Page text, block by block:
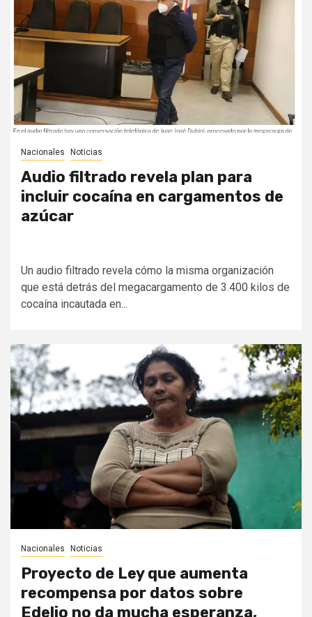
Nacionales Noticias
Audio filtrado revela plan para
incluir cocaína en cargamentos de
azúcar
Un audio filtrado revela cómo la misma organización
que está detrás del megacargamento de 3.400 kilos de
cocaína incautada en...
Nacionales Noticias
Proyecto de Ley que aumenta
recompensa por datos sobre
Edelio no da mucha esperanza,